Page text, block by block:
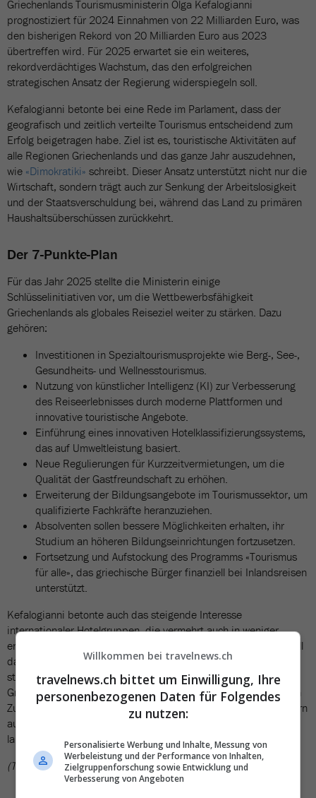
Griechenlands Tourismusministerin Olga Kefalogianni
prognostiziert für 2024 Einnahmen von 22 Milliarden Euro, was
den bisherigen Rekord von 20 Milliarden Euro aus 2023
übertreffen wird. Für 2025 erwartet sie ein weiteres,
rekordverdächtiges Wachstum, das den erfolgreichen
strategischen Ansatz der Regierung widerspiegeln soll.
Kefalogianni betonte bei eine Rede im Parlament, dass der
geografisch und zeitlich verteilte Tourismus entscheidend zum
Erfolg beigetragen habe. Ziel ist es, touristische Aktivitäten auf
alle Regionen Griechenlands und das ganze Jahr auszudehnen,
wie «Dimokratiki» schreibt. Dieser Ansatz unterstützt nicht nur die
Wirtschaft, sondern trägt auch zur Senkung der Arbeitslosigkeit
und der Staatsverschuldung bei, während das Land zu primären
Haushaltsüberschüssen zurückkehrt.
Der 7-Punkte-Plan
Für das Jahr 2025 stellte die Ministerin einige
Schlüsselinitiativen vor, um die Wettbewerbsfähigkeit
Griechenlands als globales Reiseziel weiter zu stärken. Dazu
gehören:
Investitionen in Spezialtourismusprojekte wie Berg-, See-,
Gesundheits- und Wellnesstourismus.
Nutzung von künstlicher Intelligenz (KI) zur Verbesserung
des Reiseerlebnisses durch moderne Plattformen und
innovative touristische Angebote.
Einführung eines innovativen Hotelklassifizierungssystems,
das auf Umweltleistung basiert.
Neue Regulierungen für Kurzzeitvermietungen, um die
Qualität der Gastfreundschaft zu erhöhen.
Erweiterung der Bildungsangebote im Tourismussektor, um
qualifizierte Fachkräfte heranzuziehen.
Absolventen sollen bessere Möglichkeiten erhalten, ihr
Studium an höheren Bildungseinrichtungen fortzusetzen.
Fortsetzung und Aufstockung des Programms «Tourismus
für alle», das griechische Bürger finanziell bei Inlandsreisen
unterstützt.
Kefalogianni betonte auch das steigende Interesse
internationaler Hotelgruppen, die vermehrt auch in weniger
entwickelte Regionen Griechenlands investieren. Gleichzeitig soll
das reiche kulturelle Erbe und die vielfältige Natur des Landes
stärker in den Fokus rücken, um die Tourismusmarke
Griechenlands aufzuwerten. Die Ministerin rief zu einer weiteren
Zusammenarbeit zwischen Staat, Privatsektor und Arbeitnehmern
auf, um die erzielten Fortschritte zu sichern und den Tourismus
langfristig als Treiber der griechischen Wirtschaft zu etablieren.
(TN)
Willkommen bei travelnews.ch
travelnews.ch bittet um Einwilligung, Ihre
personenbezogenen Daten für Folgendes
zu nutzen:
Personalisierte Werbung und Inhalte, Messung von
Werbeleistung und der Performance von Inhalten,
Zielgruppenforschung sowie Entwicklung und
Verbesserung von Angeboten